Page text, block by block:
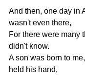
And then, one day in
wasn't even there,
For there were many
didn't know.
A son was born to me,
held his hand,